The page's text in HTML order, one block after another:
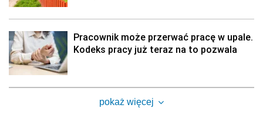
Pracownik może przerwać pracę w upale.
Kodeks pracy już teraz na to pozwala
pokaż więcej